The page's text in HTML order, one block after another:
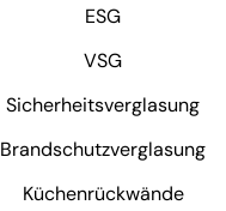
ESG
VSG
Sicherheitsverglasung
Brandschutzverglasung
Küchenrückwände